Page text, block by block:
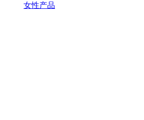
女性产品